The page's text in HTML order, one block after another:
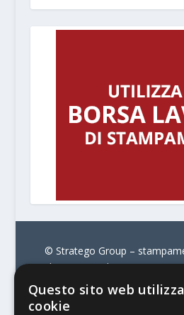
© Stratego Group –
che racconta le innovazioni
l’attualità delle aziende di
È il portale di riferimento per
Questo sito web utilizza
cookie